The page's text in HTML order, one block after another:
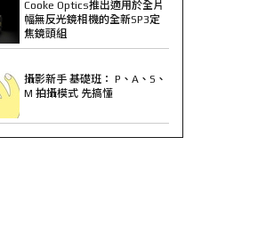
Cooke Optics推出適用於全片
幅無反光鏡相機的全新SP3定
焦鏡頭組
攝影新手 基礎班： P、A、S、
M 拍攝模式 先搞懂